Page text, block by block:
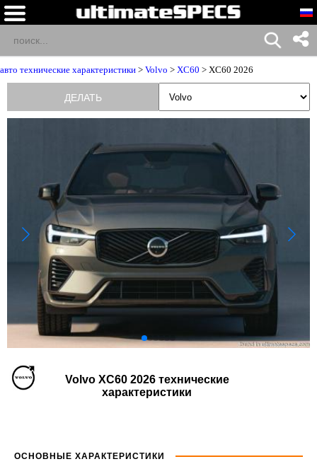
авто технические характеристики > Volvo > XC60 > XC60 2026
Volvo XC60 2026 технические
характеристики
ОСНОВНЫЕ ХАРАКТЕРИСТИКИ
ДЕЛАТЬ